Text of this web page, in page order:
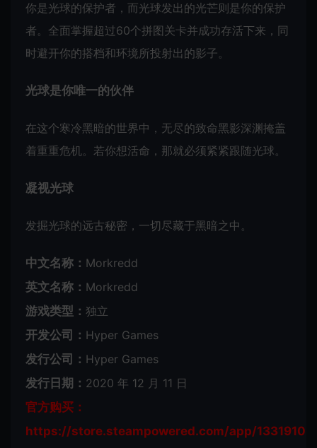
你是光球的保护者，而光球发出的光芒则是你的保护
者。全面掌握超过60个拼图关卡并成功存活下来，同
时避开你的搭档和环境所投射出的影子。
光球是你唯一的伙伴
在这个寒冷黑暗的世界中，无尽的致命黑影深渊掩盖
着重重危机。若你想活命，那就必须紧紧跟随光球。
凝视光球
发掘光球的远古秘密，一切尽藏于黑暗之中。
中文名称： Morkredd
英文名称： Morkredd
游戏类型： 独立
开发公司： Hyper Games
发行公司： Hyper Games
发行日期： 2020 年 12 月 11 日
官方购买：
https://store.steampowered.com/app/1331910/